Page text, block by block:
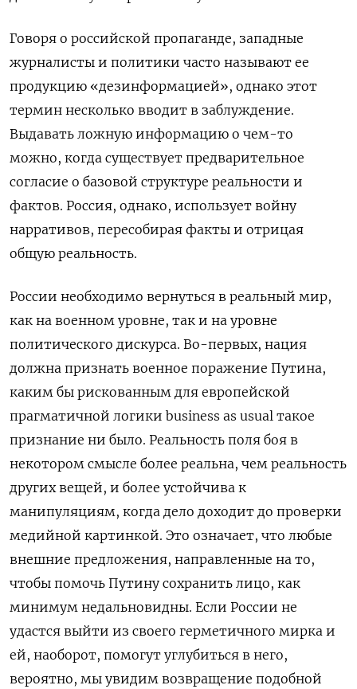
Говоря о российской пропаганде, западные
журналисты и политики часто называют ее
продукцию «дезинформацией», однако этот
термин несколько вводит в заблуждение.
Выдавать ложную информацию о чем-то
можно, когда существует предварительное
согласие о базовой структуре реальности и
фактов. Россия, однако, использует войну
нарративов, пересобирая факты и отрицая
общую реальность.
России необходимо вернуться в реальный мир,
как на военном уровне, так и на уровне
политического дискурса. Во-первых, нация
должна признать военное поражение Путина,
каким бы рискованным для европейской
прагматичной логики business as usual такое
признание ни было. Реальность поля боя в
некотором смысле более реальна, чем реальность
других вещей, и более устойчива к
манипуляциям, когда дело доходит до проверки
медийной картинкой. Это означает, что любые
внешние предложения, направленные на то,
чтобы помочь Путину сохранить лицо, как
минимум недальновидны. Если России не
удастся выйти из своего герметичного мирка и
ей, наоборот, помогут углубиться в него,
вероятно, мы увидим возвращение подобной